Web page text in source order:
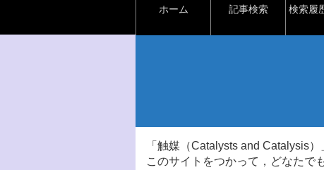
ホーム 記事検索 検索履
「触媒（Catalysts and Catalysis
このサイトをつかって，どなたで